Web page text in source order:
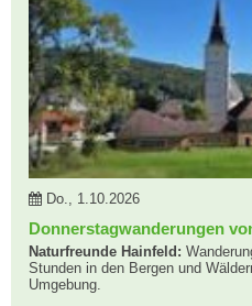
Do., 1.10.2026
Donnerstagwanderungen
Naturfreunde Hainfeld:
Stunden in den Bergen und
Umgebung.